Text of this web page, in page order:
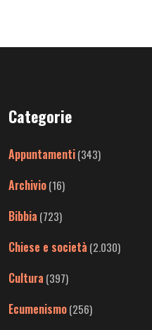
Categorie
Appuntamenti(343)
Archivio(16)
Bibbia (723)
Chiese e società (2.030)
Cultura (397)
Ecumenismo(256)